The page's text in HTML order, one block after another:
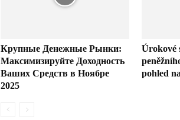
Крупные Денежные Рынки:
Максимизируйте Доходность
Ваших Средств в Ноябре
2025
Úrokové
pohled